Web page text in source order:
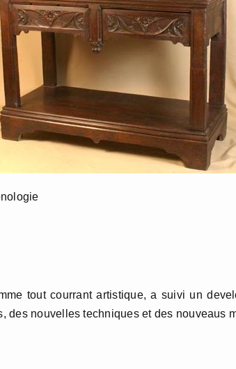
courrant artistique, a suivi un
des nouvelles techniques et des nouveaus